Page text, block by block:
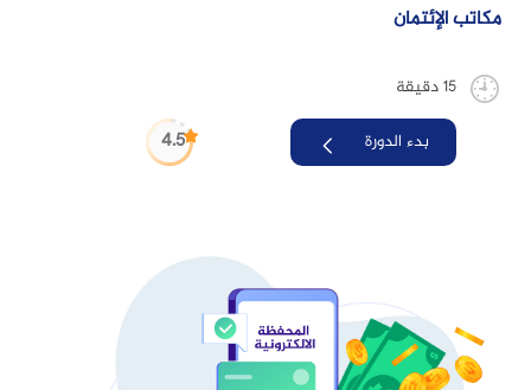
15 دقيقة
مكاتب الإئتمان
بدء الدورة 4.5